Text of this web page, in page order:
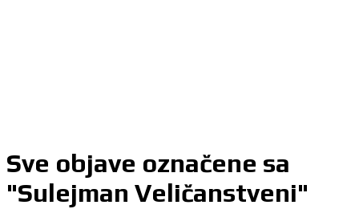
Sve objave označene sa
"Sulejman Veličanstveni"